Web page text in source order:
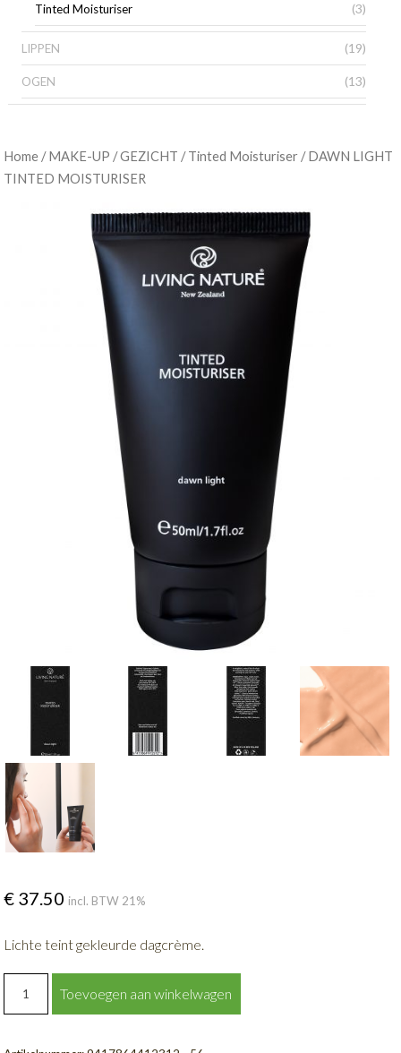
Tinted Moisturiser (3)
LIPPEN (19)
OGEN (13)
Home /MAKE-UP /GEZICHT /Tinted Moisturiser / DAWN LIGHT
TINTED MOISTURISER
€ 37.50 incl. BTW 21%
Lichte teint gekleurde dagcrème.
MOISTURISER
Toevoegen aan winkelwagen